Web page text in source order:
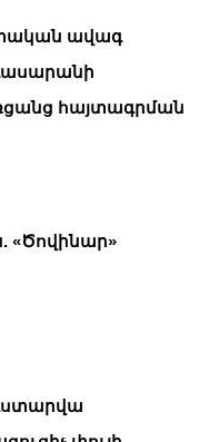
ավագ
հայտագրման
«Ծովինար»